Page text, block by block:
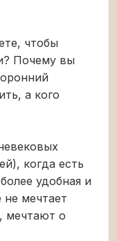
чтобы
Почему вы
а кого
когда есть
удобная и
мечтает
мечтают о